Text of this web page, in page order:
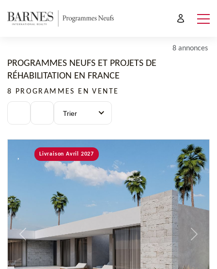
8 annonces
PROGRAMMES NEUFS ET PROJETS DE
RÉHABILITATION EN FRANCE
8 PROGRAMMES EN VENTE
Trier
Previous Next
Livraison Avril 2027